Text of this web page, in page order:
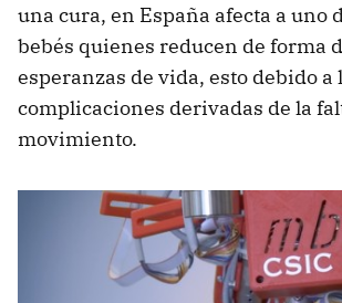
una cura, en España afecta a uno
bebés quienes reducen de forma
esperanzas de vida, esto debido a
complicaciones derivadas de la
movimiento.